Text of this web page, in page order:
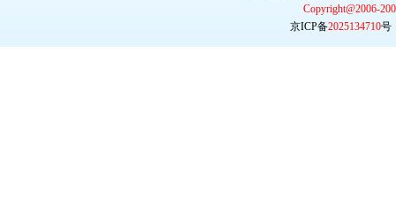
Copyright@2006-
京ICP备2025134710号